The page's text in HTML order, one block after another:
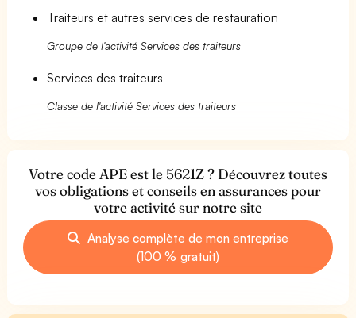
Traiteurs et autres services de restauration
Groupe de l'activité Services des traiteurs
Services des traiteurs
Classe de l'activité Services des traiteurs
Votre code APE est le 5621Z ? Découvrez toutes
vos obligations et conseils en assurances pour
votre activité sur notre site
Analyse complète de mon entreprise
(100 % gratuit)